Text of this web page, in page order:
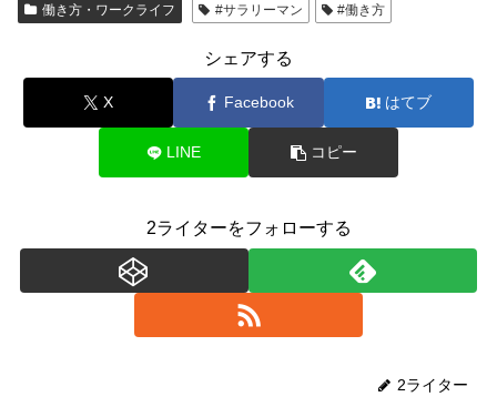
働き方・ワークライフ #サラリーマン #働き方
シェアする
X Facebook はてブ
LINE コピー
2ライターをフォローする
2ライター